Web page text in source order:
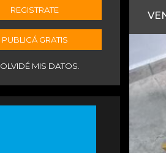
REGISTRATE
PUBLICÁ GRATIS
OLVIDÉ MIS DATOS.